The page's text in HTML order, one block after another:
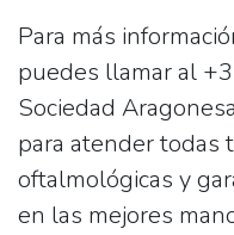
Para más
puedes llamar al
Sociedad
para atender todas
oftalmológicas y
en las mejores